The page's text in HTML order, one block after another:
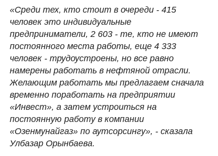
«Среди тех, кто стоит в очереди - 415
человек это индивидуальные
предприниматели, 2 603 - те, кто не имеют
постоянного места работы, еще 4 333
человек - трудоустроены, но все равно
намерены работать в нефтяной отрасли.
Желающим работать мы предлагаем сначала
временно поработать на предприятии
«Инвест», а затем устроиться на
постоянную работу в компании
«Озенмунайгаз» по аутсорсингу», - сказала
Улбазар Орынбаева.